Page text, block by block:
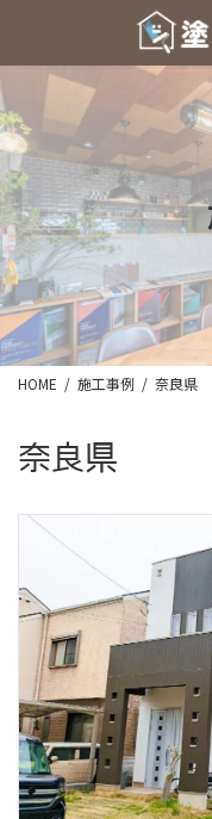
ツ
へ
ス
キ
ッ
プ
シ
ョ
ン
に
移
動
HOME 施工事例 奈良県
奈良県